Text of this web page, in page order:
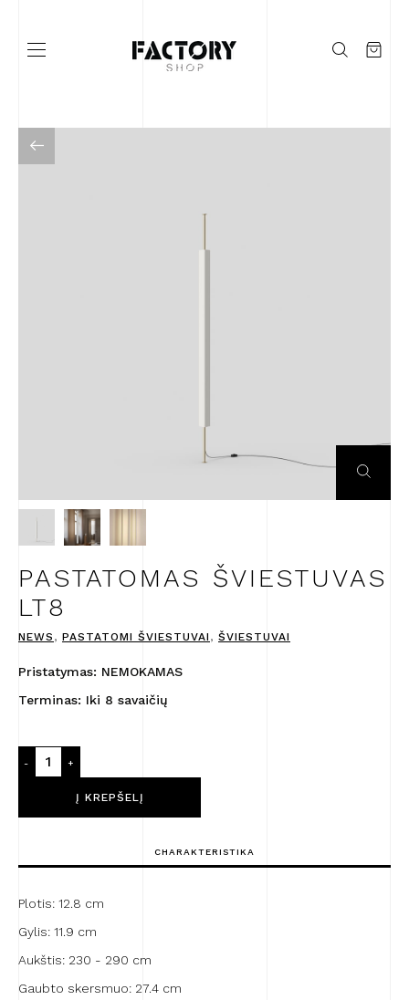
PASTATOMAS ŠVIESTUVAS
LT8
NEWS , PASTATOMI ŠVIESTUVAI , ŠVIESTUVAI
Pristatymas: NEMOKAMAS
Terminas: Iki 8 savaičių
-
kiekis:
LT8
+
Į KREPŠELĮ
Plotis: 12.8 cm
Gylis: 11.9 cm
Aukštis: 230 - 290 cm
Gaubto skersmuo: 27.4 cm